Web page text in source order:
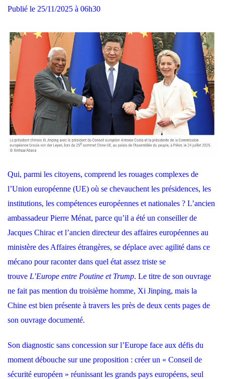
Publié le 25/11/2025 à 06h30
Qui, parmi les citoyens, comprend les rouages complexes de
l’Union européenne (UE) où se chevauchent les présidences, les
institutions, les compétences européennes et nationales ? L’ancien
ambassadeur Pierre Ménat, parce qu’il a été un conseiller de
Jacques Chirac et l’ancien directeur des affaires européennes au
ministère des Affaires étrangères, se déplace avec agilité dans ce
mécano pour raconter dans quel état assez triste se
trouve L’Europe entre Poutine et Trump. Le titre de son ouvrage
ne fait pas mention du troisième homme, Xi Jinping, mais la
Chine est bien présente à travers les près de deux cents pages de
son ouvrage documenté.
Son diagnostic sans concession sur l’Europe face aux défis du
moment débouche sur une proposition : créer un « Conseil de
sécurité européen » réunissant les grands pays européens, seul